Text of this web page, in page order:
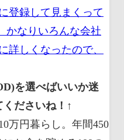
登録して見まくって
かなりいろんな会社
詳しくなったので、
を選べばいいか迷
ださいね！↑
アプリもありますまずは自分が何にどれだけ無駄遣いをしているか知りましょうそして無駄を少しずつ省いて行くことで節約につながっていきます午後は何とかなると思っている人今が楽しければよく将来のことを考えられないタイプですこのタイプの人は今そこそこお金があるから老後もなんとかなると考えがちですですが根拠のない曖昧な考えは非常にリスキーです老後の年金収入の他に必要な額は約2千万円と言われていますが時代の変化で顎が上がる可能性も十分にあります今のうちから不測の事態に備えて貯蓄することを意識しましょう6やたらと羽振りだけはいいといいところを見せたいケチだと思われたくないそう見栄を張ってしまうタイプですこのタイプの人はつい大きい気持ちになって頭を良くしているとお金があるんだと思われて悪いサイクルにはまりがちですお金に余裕がないときは勇気を出して最近お金を買いすぎちゃってと正直に伝えましょうそれで人が離れたのであればそれだけの関係ということです店とりあえずレシートを財布に入れがちな人整理ができない人つまり脂質の把握ができていないタイプですこのタイプの人は大量のレシートお財布の中に入れたままにすることが支出が分からなくなる原因だということを意識しましょう家計簿アプリで支出を管理するかクレジットカード払いにしてアプリで明細を確認するようにしてください財布の中身はシンプルにクレジットカードを免許証健康保険証をかかりつけの病院のカードくらいで十分です8お得なキャンペーンに弱い人ポイントカードやクーポンなどおトクのためにお金を使ってしまう人ですこのタイプの人はポイントカードやクーポンありきの買い物が無駄遣いの原因になっていることを頭に入れておきましょう第1章で解説した通り楽天カードや Yahoo カードのポイントを貯めるポイ活は月に1万円以上の大きな節約につながりますですがポイントを貯めるために買い物をしては本末転倒になってしまいますお金を貯めるにはポイントカードを整理してなるべく作らないようにしましょうもし作る場合は必要があってよく行くお店だけにしてみてくださいいうものにすぐ運命を感じがちな人その時の感情で衝動的に買ってしまうタイプですこのタイプの人は買うつもりがなかったけどその商品と目が合った瞬間に運命を感じたと言って予定外の買い物をしてしまっているのではないでしょうかその場でいいなと思ってもご紹介した節約術を思い出してください大切なのは惜しいというその気持ちを一度持ち帰ることです一週間たっても欲しくてその商品が残っていれば のでおすすめです中プチ贅沢が多いカフェや Uber eats スタバなど大きな額じゃないからとお金を使いがちなタイプですこのタイプの人は割高なデリバリーをよく注文したりちょっと休憩とカフェに頻繁に行ったりしているはずですもちろんたまに息抜きでするのはいいことですですがプチ贅沢も回数を重ねれば大きな力となりますまずは週に一回でもいいのでお金を全く使わないノーマネーデーを設定してみてくださいバターコーヒーを飲みたいからカフェに入るという思考は捨てましょうバイポットにコーヒーを入れて持ち歩くだけでも月に数千円の節約はできるはずです塵も積もれば山となるこれを意識して慣れてしまっているプチ贅沢の習慣を少しずつ変えてみてくださいさて節約が苦手な方を10タイプに分類して原因と対策について見てきました複数のタイプに当てはまっちゃったなーという方もいると思いますそれぞれの原因と対策をしっかりと把握して少しずつ節約のための行動を心掛けていきましょうただ気をつけて欲しいことがありますそれは節約は個人の問題ではなく家族がいる場合は家族の問題でもあるということです家族がいる場合はお金についての価値観や節約の意識を共有することがマットレスどれだけ自分が貯蓄に励んでも相手が散財してしまうと資産形成が遠のいてしまうからです著者の太郎先生の家でも家計管理は太郎先生が担当していますが好きで招い会議をして貯蓄額や支出額を共有しているといいます夫もしくは妻が浪費家で困っているのであれば月々にどれだけのお金を使っているのか数値で見せるようにしましょう月々の支払額まで歳までに完済したい月の生活費はこのくらいにさあげていくら貯める必要があるこのように具体的に節約の必要性を説明するとお金の使い方が変わるものです節約は一人ではできません家族の協力が絶対に必要となってきます家族のお金の使い方で困っている方がいらっしゃいましたらこの章で解説したタイプを参考にして根気よく話し合うようにしましょうどうしても自分や家族の意思が弱ければ先取り貯金をするのも選択肢です目標の貯金額を決めたら1月の貯金額も決まってきますよね自分たちではその貯金額を達成できそうにないと感じたら1月の目標貯金額を給料から自動的に積み立てるようにしましょう自動積立の設定は銀行で簡単にできますので給料日になったら目標貯金額を別の口座に移す設定をしてその口座には絶対に触らないようにしてください初めから使える金額の上限額待っていれば自然と節約するしかない状況になります意思が弱いと自覚している人はうまく先取り貯金のシステムを利用しましょうさてこの章では節約が苦手な方のタイプ分類をしてそれぞれのタイプの原因と対策について解説しましたそれではここまでの内容をまとめてしまいましょうポイント市節約が苦手な方は原因を10個のタイプに分類できるそれぞれ節約ができるようになるための対策が異なるので自分がどのタイプに当てはまるのかを知りお薦めの大作に沿って節約することを心がけようポイントに家族がいる方は節約をするには家族の協力も必要不可欠である月一でマネー会議をしてお金についての価値観や節約の意識を共有するようにしよう第3章超簡単これだけすれば1年間で100万円貯まります続いて第三章ではお金が増える貯蓄投資術について解説していきます第1章第2章と脂質を減らす節約術について見てきましたが第三章では収入を増やす方法について見ていきます通すと言うとリスクが高そうとか難しそうとか思われるかもしれませんですがしっかりと投資の内容を理解すればお金を効率よく増やすことはとても簡単であることがわかります貯蓄型の保険で積み立てをしている方も多いと思いますが貯蓄を増やすことを考えるのであれば断然投資がおすすめですその大きな理由は手数料です保険には必ず手数料が上乗せされています保険は保険会社が儲かるように商品設計されているんです国民保険にさえ入っておけば民間の保険へ加入する必要もさほど高くはありません万が一の時に備える程度で十分という考えもあることを念頭に入れておきましょう 鍋敷きとしては一つの商品を購入=一つの銘柄を購入となりますですが投資信託は一つの商品の中に複数の銘柄が組み合わさっているんですしたがって一つの商品を購入するだけで分散投資ができリスクを抑えることができるという魅力があるんですまた ETF は上場している投資信託で手数料が安いのが魅力です一般の投資信託の手数料が0.1%から1.3%くらいなのに対して米国 ETF なら0.03%から0.1%くらいとなりますかなり違いますよねただそれでも投資が初めてだとやっぱりリスクがあるので怖いという感情はあると思いますそこで特にリスクが低い投資として次の二つをご紹介致しますいち入れ子に積立 NISA どちらも名前だけは知っているという方も多いでしょう著者の太郎先生が初心者の方におすすめする投資信託ナンバーワンは入れ子ですその理由は積み立てた掛け金が全額所得控除の対象となるためかなり所得税を抑えることができるからですそして60歳まで引き出すことができないという強制力がありますので貯金が苦手な方でもお金が貯まる仕組みとなっていますまた売却した時に利益に税金がかからないというのも ideco の魅力です月々の掛け金の上限は人によって異なります自営業やフリーランスの方は68000円公務員の方は12000円会社員は企業年金の加入がなければ2万3000円企業年金の加入があれば12000円から2万円となります真ん中が厳しい方は5000円からでも始めることができますやらないよりは行った方が将来的にお金が増える可能性があります基本的には60歳未満の方は加入できますのでただただ貯金をしているだけの方や利回りの低い貯蓄保険の積立をしている方は ideco の加入を検討してみてくださいそしてもう一つお勧めできる投資が積立 NISA です NISA には一般 NISA つみたて NISA ジュニア NISA の3種類があります ideco と違い掛け金の税金控除はできませんただし運用して発生した利益は非課税なのでかなりお得です一般 NISA は年間上限額が120万円で運用期間は5年間積立 NISA は年間上限額が40万円ですが20年間運用できます無理のない金額で長期的に運用できますので初心者がお金を増やしていくにはつみたて NISA がオススメとなります長く続けていれば利益が出るという実績がありますので損はしにくい投手と言えますこのご時世老後年金だけに頼るのは恐ろしいことで長期的に考えて早いうちから自分でお金を増やしていくことがおすすめです投資は先が見えなくて不安になるかもしれませんですが10年以上と長期間かけ続けることでリスクを抑えることができ利益が出る可能性は高まります日本でもようやく登場する人が徐々に増えてきました今夜 YouTube で Twitter で手軽にわかりやすい情報を収集することだってできますもちろん全くリスクがないというわけではありませんのでよくご自分で検討したうえで判断するようにしましょうただいきなり登場しましょうと言われてもどの銘柄を選んでいいかわからないよという方もいらっしゃると思いますたろう先生はご自分の投資銘柄を本書で公開していますので銘柄選びの参考にしてみてくださいまず太郎先生は ideco に月額上限の23000ノートをししていますつみたて NISA にも年間上限額の40万円月額33333塩を楽天全米株式インデックスファンドに投資しています次に太郎先生の奥様が一般 NISA で年間上限額120万円の月額10万円米国 ETF vig という銘柄を購入していますそして最後に太郎先生のお子様がジュニア NISA の投資信託で年間上限額80万円月額66666円を投資しています運用したお金は何大学入学の時にプレゼントして大学四年間の資金にしてほしいという思いもあるそうですこのように太郎天井の一家では毎月約22万円部を聞かせ口座で投資していますこれだけでも年間で約264万円の貯蓄になりますしかもに周りをプラスすれば年間で 七万